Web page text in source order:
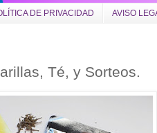
DE PRIVACIDAD AVISO
Té, y Sorteos.